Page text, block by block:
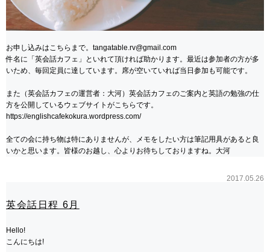
お申し込みはこちらまで。tangatable.rv@gmail.com
件名に「英会話カフェ」といれて頂ければ助かります。最近は参加者の方が多
いため、毎回定員に達しています。席が空いていれば当日参加も可能です。
また（英会話カフェの運営者：大河）英会話カフェのご案内と英語の勉強の仕
方を公開しているウェブサイトがこちらです。
https://englishcafekokura.wordpress.com/
全ての会に持ち物は特にありませんが、メモをしたい方は筆記用具があると良
いかと思います。皆様のお越し、心よりお待ちしておりますね。大河
2017.05.26
英会話日程 6月
Hello!
こんにちは!